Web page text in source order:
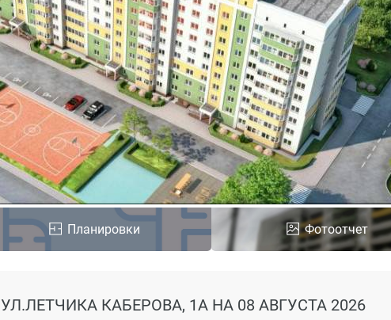
Планировки Фотоотчет
КАБЕРОВА, 1А НА 08 АВГУСТА 2026